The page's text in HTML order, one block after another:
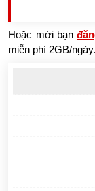
Hoặc mời bạn
miễn phí 2GB/ngày.